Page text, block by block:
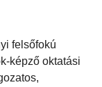
felsőfokú
képző oktatási